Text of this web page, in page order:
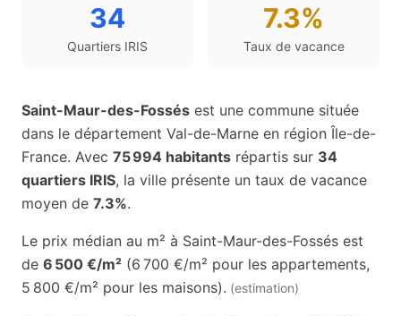
34
Quartiers IRIS
7.3%
Taux de vacance
Saint-Maur-des-Fossés est une commune située
dans le département Val-de-Marne en région Île-de-
France. Avec 75 994 habitants répartis sur 34
quartiers IRIS, la ville présente un taux de vacance
moyen de 7.3%.
Le prix médian au m² à Saint-Maur-des-Fossés est
de 6 500 €/m² (6 700 €/m² pour les appartements,
5 800 €/m² pour les maisons). (estimation)